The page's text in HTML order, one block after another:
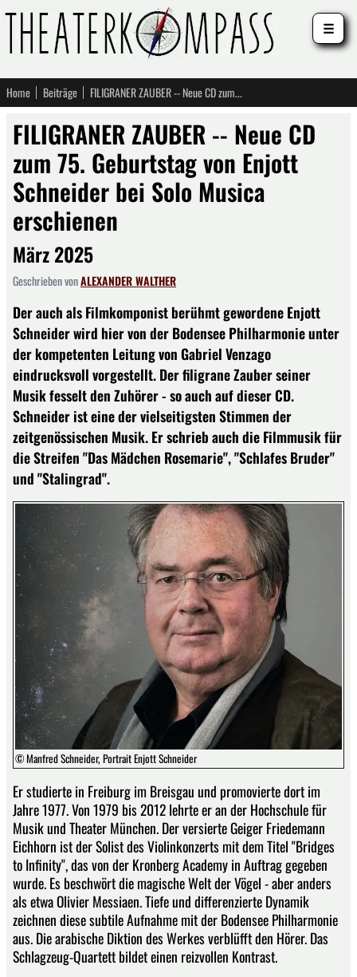
Home Beiträge FILIGRANER ZAUBER -- Neue CD zum 75. Geburtstag von Enjott Schneider bei Solo Musica erschienen
FILIGRANER ZAUBER -- Neue CD
zum 75. Geburtstag von Enjott
Schneider bei Solo Musica
erschienen
März 2025
Geschrieben vonALEXANDER WALTHER
Der auch als Filmkomponist berühmt gewordene Enjott
Schneider wird hier von der Bodensee Philharmonie unter
der kompetenten Leitung von Gabriel Venzago
eindrucksvoll vorgestellt. Der filigrane Zauber seiner
Musik fesselt den Zuhörer - so auch auf dieser CD.
Schneider ist eine der vielseitigsten Stimmen der
zeitgenössischen Musik. Er schrieb auch die Filmmusik für
die Streifen "Das Mädchen Rosemarie", "Schlafes Bruder"
und "Stalingrad".
© Manfred Schneider, Portrait Enjott Schneider
Er studierte in Freiburg im Breisgau und promovierte dort im
Jahre 1977. Von 1979 bis 2012 lehrte er an der Hochschule für
Musik und Theater München. Der versierte Geiger Friedemann
Eichhorn ist der Solist des Violinkonzerts mit dem Titel "Bridges
to Infinity", das von der Kronberg Academy in Auftrag gegeben
wurde. Es beschwört die magische Welt der Vögel - aber anders
als etwa Olivier Messiaen. Tiefe und differenzierte Dynamik
zeichnen diese subtile Aufnahme mit der Bodensee Philharmonie
aus. Die arabische Diktion des Werkes verblüfft den Hörer. Das
Schlagzeug-Quartett bildet einen reizvollen Kontrast.
☰